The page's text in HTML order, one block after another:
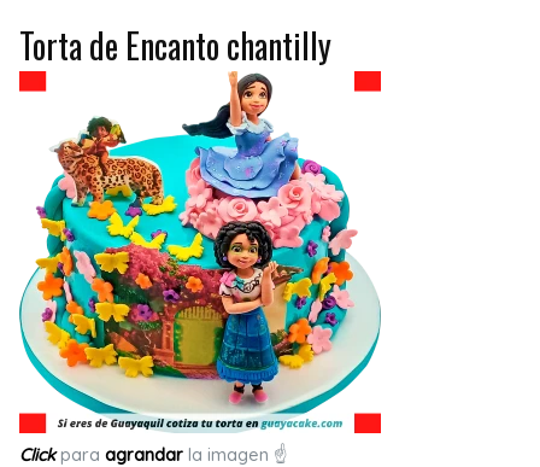
Torta de Encanto chantilly
Clickpara agrandar la imagen ☝